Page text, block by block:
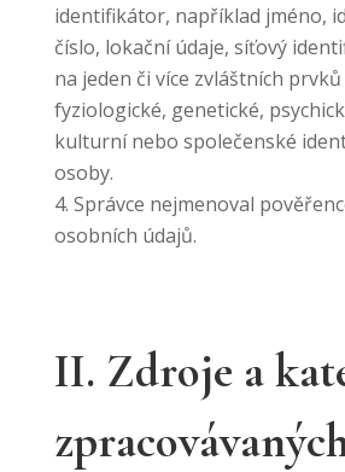
identifikátor, například jméno,
číslo, lokační údaje, síťový
na jeden či více zvláštních
fyziologické, genetické,
kulturní nebo společenské
osoby.
Správce nejmenoval
osobních údajů.
II. Zdroje a